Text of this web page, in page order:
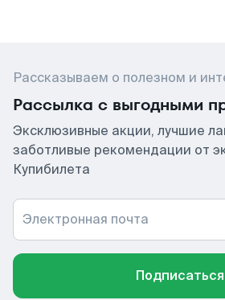
Рассказываем о полезном и
Рассылка с выгодными
Эксклюзивные акции, лучшие
заботливые рекомендации от
Купибилета
Электронная почта
Подписаться